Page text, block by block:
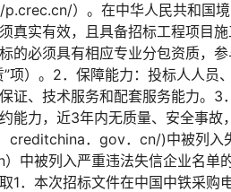
）。在中华人民共和国
真实有效，且具备招标工程项目
的必须具有相应专业分包资质，
项）。2．保障能力：投标人人
证、技术服务和配套服务能力。3
能力，近3年内无质量、安全事
creditchina．gov．cn/)中被列入
中被列入严重违法失信企业名
1．本次招标文件在中国中铁采